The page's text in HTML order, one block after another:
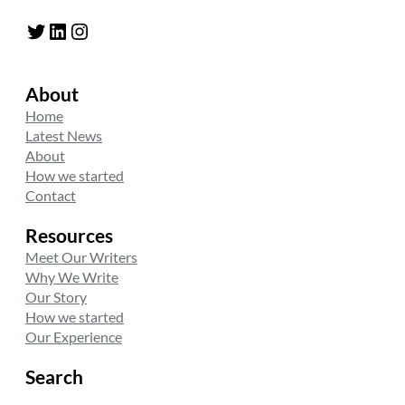
Twitter LinkedIn Instagram
About
Home
Latest News
About
How we started
Contact
Resources
Meet Our Writers
Why We Write
Our Story
How we started
Our Experience
Search